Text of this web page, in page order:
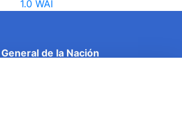
de la Nación
Ministerio de Hacienda y Crédito
15, Bogotá D.C., Colombia